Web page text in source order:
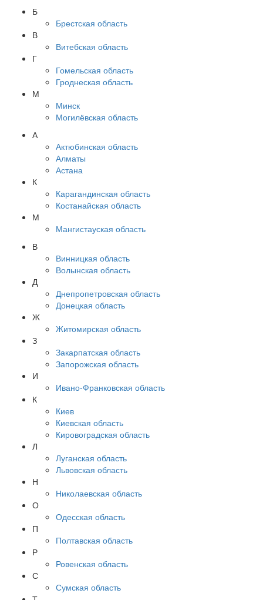
Б
Брестская область
В
Витебская область
Г
Гомельская область
Гроднеская область
М
Минск
Могилёвская область
А
Актюбинская область
Алматы
Астана
К
Карагандинская область
Костанайская область
М
Мангистауская область
В
Винницкая область
Волынская область
Д
Днепропетровская область
Донецкая область
Ж
Житомирская область
З
Закарпатская область
Запорожская область
И
Ивано-Франковская область
К
Киев
Киевская область
Кировоградская область
Л
Луганская область
Львовская область
Н
Николаевская область
О
Одесская область
П
Полтавская область
Р
Ровенская область
С
Сумская область